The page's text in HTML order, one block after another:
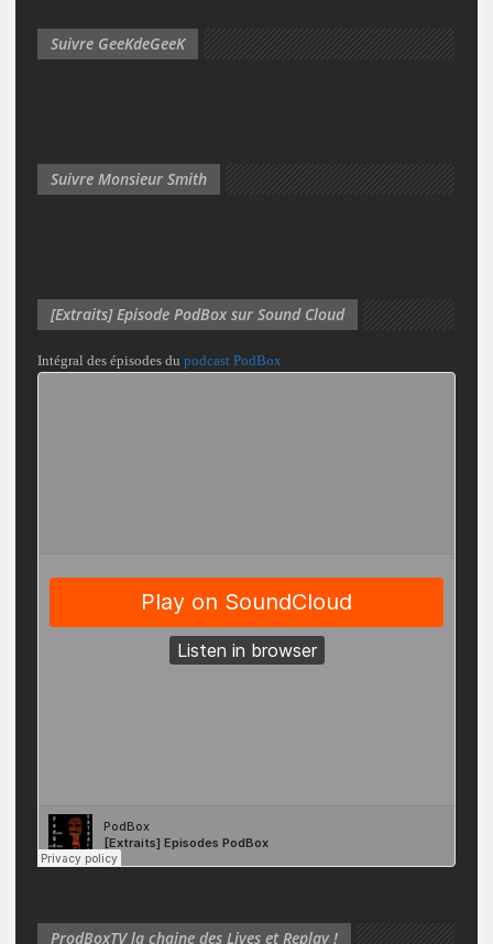
Suivre GeeKdeGeeK
Suivre Monsieur Smith
[Extraits] Episode PodBox sur Sound Cloud
Intégral des épisodes du podcast PodBox
ProdBoxTV la chaine des Lives et Replay !